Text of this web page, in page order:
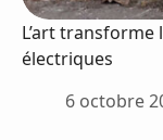
L’art
électriques
6 octobre